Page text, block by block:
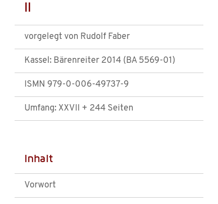
II
vorgelegt von Rudolf Faber
Kassel: Bärenreiter 2014 (BA 5569-01)
ISMN 979-0-006-49737-9
Umfang: XXVII + 244 Seiten
Inhalt
Vorwort